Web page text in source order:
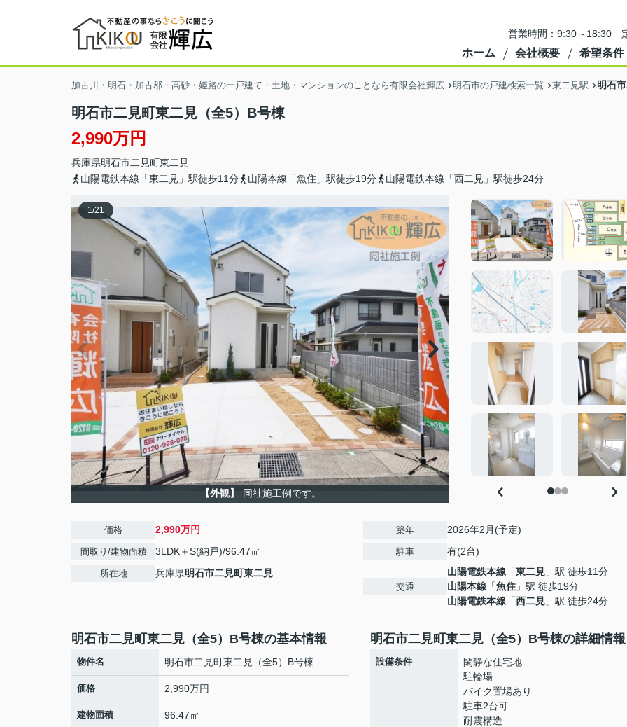
営業時間：9:30～18:30
ホーム 会社概要 希望条件
加古川・明石・加古郡・高砂・姫路の一戸建て・土地・マンションのことなら有限会社輝広 明石市の戸建検索一覧 東二見駅 明石
明石市二見町東二見（全5）B号棟
2,990万円
兵庫県明石市二見町東二見
山陽電鉄本線「東二見」駅徒歩11分
山陽本線「魚住」駅徒歩19分 山陽電鉄本線「西二見」駅徒歩24分
1/21
【外観】 同社施工例です。
価格 2,990万円
間取り/建物面積 3LDK＋S(納戸)/96.47㎡
所在地 兵庫県明石市二見町東二見
築年 2026年2月(予定)
駐車 有(2台)
交通
山陽電鉄本線 「東二見 」駅 徒歩11分
山陽本線 「魚住 」駅 徒歩19分
山陽電鉄本線 「西二見 」駅 徒歩24分
明石市二見町東二見（全5）B号棟の基本情報
物件名 明石市二見町東二見（全5）B号棟
価格 2,990万円
建物面積 96.47㎡
明石市二見町東二見（全5）B号棟の詳細情報
設備条件
閑静な住宅地
駐輪場
バイク置場あり
駐車2台可
耐震構造